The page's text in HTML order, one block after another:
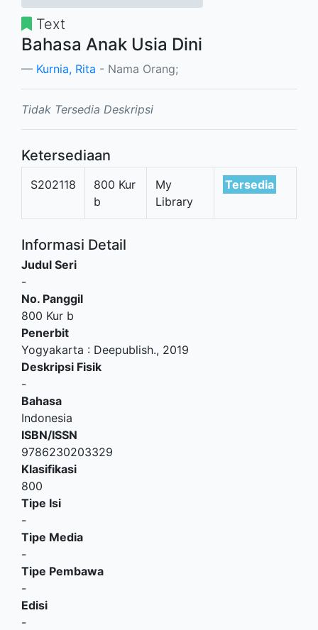
Text
Bahasa Anak Usia Dini
Kurnia, Rita - Nama Orang;
Tidak Tersedia Deskripsi
Ketersediaan
S202118
800 Kur
b
My
Library
Tersedia
Informasi Detail
Judul Seri
-
No. Panggil
800 Kur b
Penerbit
Yogyakarta : Deepublish., 2019
Deskripsi Fisik
-
Bahasa
Indonesia
ISBN/ISSN
9786230203329
Klasifikasi
800
Tipe Isi
-
Tipe Media
-
Tipe Pembawa
-
Edisi
-